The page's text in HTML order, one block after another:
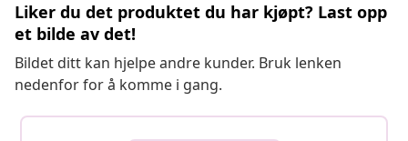
Liker du det produktet du har kjøpt? Last opp
et bilde av det!
Bildet ditt kan hjelpe andre kunder. Bruk lenken
nedenfor for å komme i gang.